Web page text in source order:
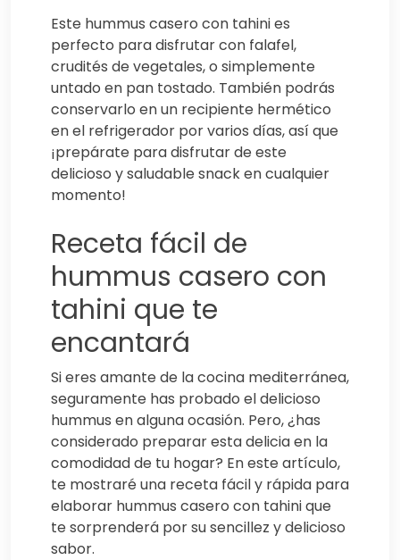
Este hummus casero con tahini es
perfecto para disfrutar con falafel,
crudités de vegetales, o simplemente
untado en pan tostado. También podrás
conservarlo en un recipiente hermético
en el refrigerador por varios días, así que
¡prepárate para disfrutar de este
delicioso y saludable snack en cualquier
momento!
Receta fácil de
hummus casero con
tahini que te
encantará
Si eres amante de la cocina mediterránea,
seguramente has probado el delicioso
hummus en alguna ocasión. Pero, ¿has
considerado preparar esta delicia en la
comodidad de tu hogar? En este artículo,
te mostraré una receta fácil y rápida para
elaborar hummus casero con tahini que
te sorprenderá por su sencillez y delicioso
sabor.